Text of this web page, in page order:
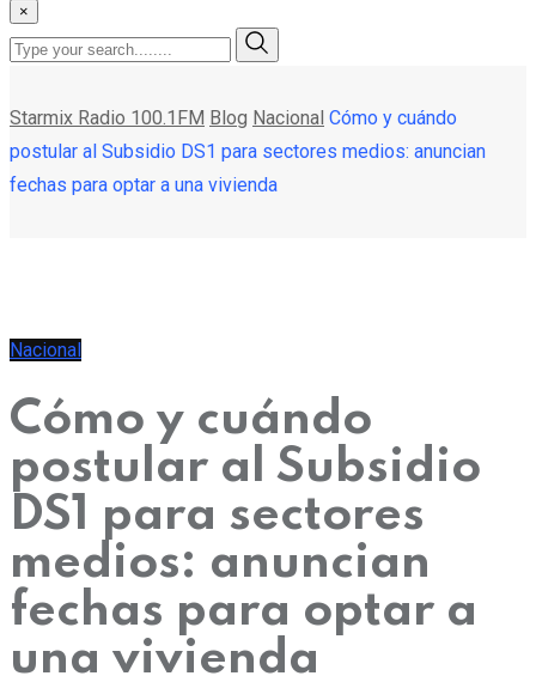
×
Starmix Radio 100.1FM Blog Nacional Cómo y cuándo
postular al Subsidio DS1 para sectores medios: anuncian
fechas para optar a una vivienda
Nacional
Cómo y cuándo
postular al Subsidio
DS1 para sectores
medios: anuncian
fechas para optar a
una vivienda